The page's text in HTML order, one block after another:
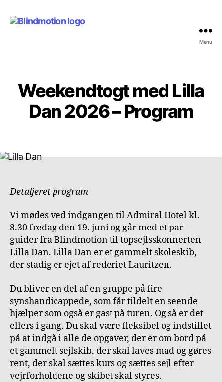
Menu
Kategorier
Weekendtogt med Lilla
Dan 2026 – Program
Detaljeret program
Vi mødes ved indgangen til Admiral Hotel kl.
8.30 fredag den 19. juni og går med et par
guider fra Blindmotion til topsejlsskonnerten
Lilla Dan. Lilla Dan er et gammelt skoleskib,
der stadig er ejet af rederiet Lauritzen.
Du bliver en del af en gruppe på fire
synshandicappede, som får tildelt en seende
hjælper som også er gast på turen. Og så er det
ellers i gang. Du skal være fleksibel og indstillet
på at indgå i alle de opgaver, der er om bord på
et gammelt sejlskib, der skal laves mad og gøres
rent, der skal sættes kurs og sættes sejl efter
vejrforholdene og skibet skal styres.